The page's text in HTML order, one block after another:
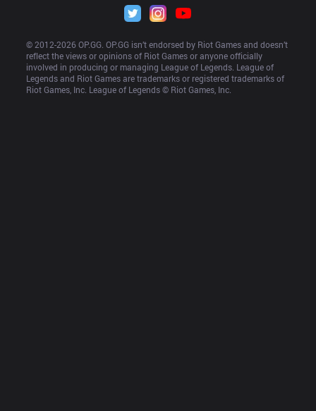
© 2012-2026 OP.GG. OP.GG isn’t endorsed by Riot Games and doesn’t
reflect the views or opinions of Riot Games or anyone officially
involved in producing or managing League of Legends. League of
Legends and Riot Games are trademarks or registered trademarks of
Riot Games, Inc. League of Legends © Riot Games, Inc.